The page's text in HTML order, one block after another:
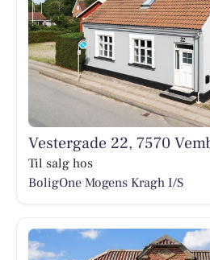
Vestergade 22, 7570
Til salg hos
BoligOne Mogens Kragh I/S